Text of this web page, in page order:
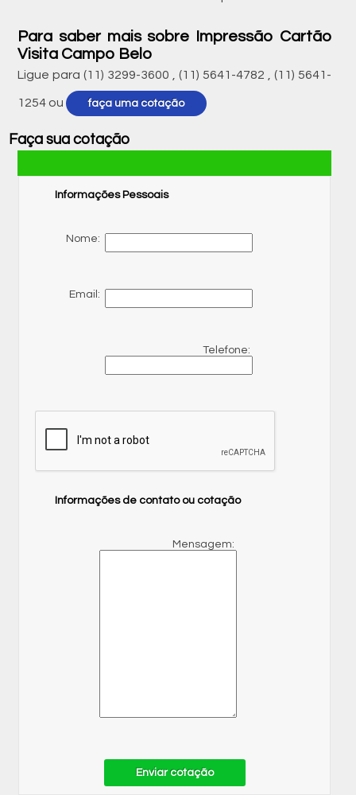
Para saber mais sobre Impressão Cartão
Visita Campo Belo
Ligue para (11) 3299-3600 ,(11) 5641-4782 ,(11) 5641-
1254 ou faça uma cotação
Faça sua cotação
Informações Pessoais
Nome:
Email:
Telefone:
Informações de contato ou cotação
Mensagem:
Enviar cotação